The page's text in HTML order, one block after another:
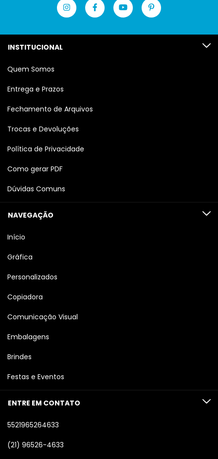
INSTITUCIONAL
Quem Somos
Entrega e Prazos
Fechamento de Arquivos
Trocas e Devoluções
Política de Privacidade
Como gerar PDF
Dúvidas Comuns
NAVEGAÇÃO
Início
Gráfica
Personalizados
Copiadora
Comunicação Visual
Embalagens
Brindes
Festas e Eventos
ENTRE EM CONTATO
5521965264633
(21) 96526-4633